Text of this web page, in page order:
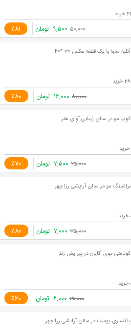
٪81 ۵۰,۰۰۰ ۹,۵۰۰ تومان
آتلیه ساوا با یک قطعه عکس 30 *40
٪80 ۸۰,۰۰۰ ۱۶,۰۰۰ تومان
کوپ مو در سالن زیبایی آوای هنر
٪70 ۲۵,۰۰۰ ۷,۵۰۰ تومان
براشینگ مو در سالن آرایشی رزا چهر
٪80 ۳۵,۰۰۰ ۷,۰۰۰ تومان
کوتاهی موی آقایان در پیرایش زند
٪60 ۱۵,۰۰۰ ۶,۰۰۰ تومان
پاکسازی پوست در سالن آرایشی رزا چهر